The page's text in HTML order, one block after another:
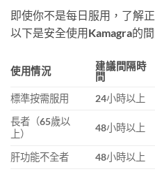
即使你不是每日服用，了解
以下是安全使用Kamagra的間
使用情況
建議間隔時
間
標準按需服用 24小時以上
長者（65歲以
上）
48小時以上
肝功能不全者
48小時以上